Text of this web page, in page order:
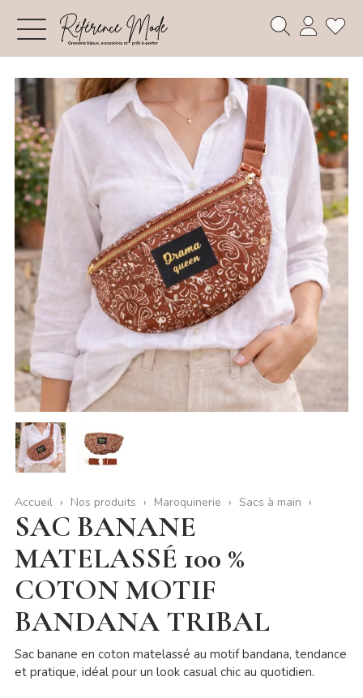
Accueil Nos produits Maroquinerie Sacs à main
SAC BANANE
MATELASSÉ 100 %
COTON MOTIF
BANDANA TRIBAL
Sac banane en coton matelassé au motif bandana, tendance
et pratique, idéal pour un look casual chic au quotidien.